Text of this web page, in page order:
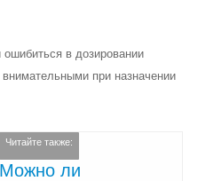
в дозировании
при назначении
Читайте также:
Можно ли